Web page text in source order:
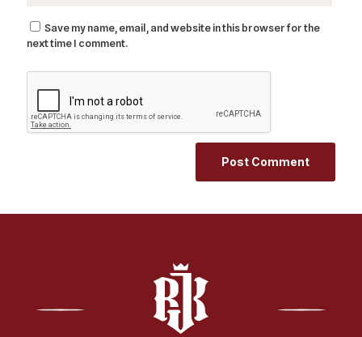
Save my name, email, and website in this browser for the
next time I comment.